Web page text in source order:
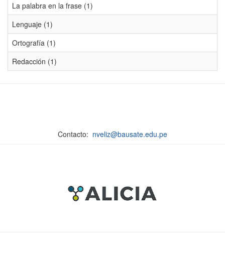
La palabra en la frase (1)
Lenguaje (1)
Ortografía (1)
Redacción (1)
Contacto: nveliz@bausate.edu.pe